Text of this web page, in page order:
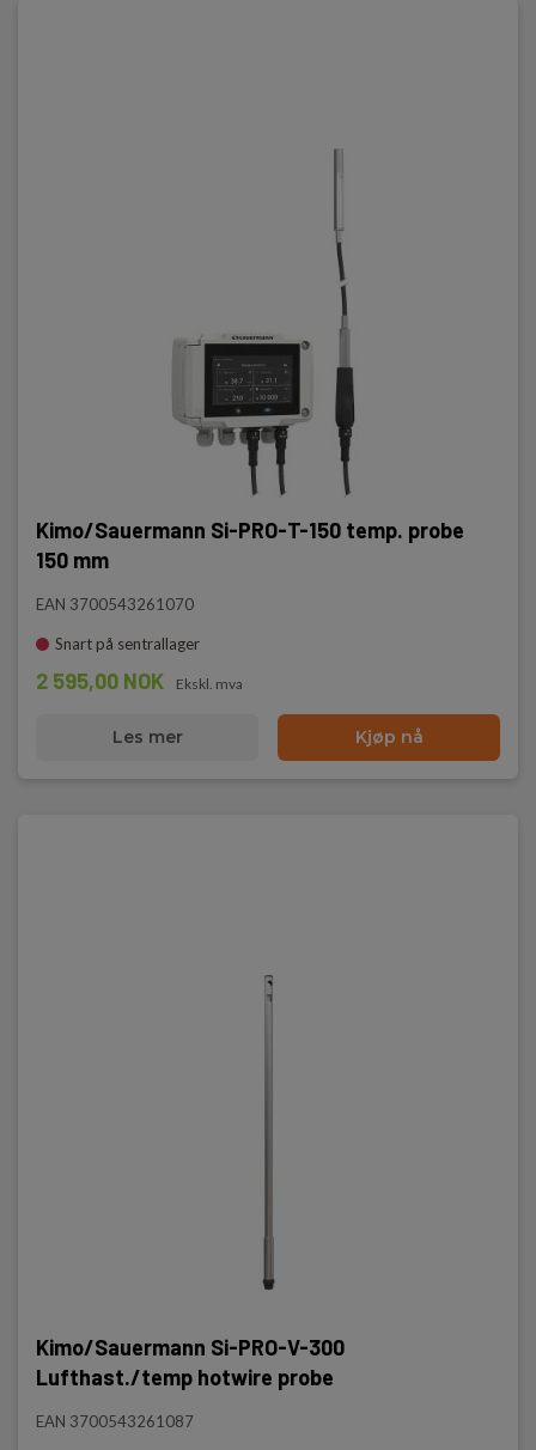
Kimo/Sauermann Si-PRO-T-150 temp. probe
150 mm
EAN 3700543261070
Snart på sentrallager
2 595,00 NOK Ekskl. mva
Les mer Kjøp nå
Kimo/Sauermann Si-PRO-V-300
Lufthast./temp hotwire probe
EAN 3700543261087